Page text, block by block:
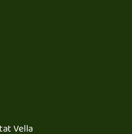
Vella